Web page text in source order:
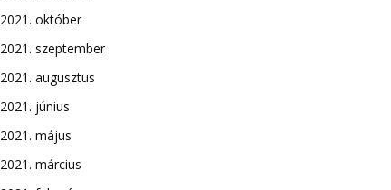
2021. október
2021. szeptember
2021. augusztus
2021. június
2021. május
2021. március